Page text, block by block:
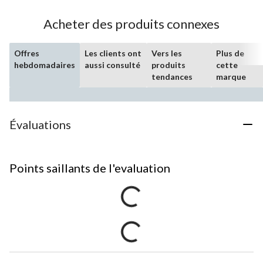
Acheter des produits connexes
Offres
hebdomadaires
Les clients ont
aussi consulté
Vers les
produits
tendances
Plus de
cette
marque
Évaluations
Points saillants de l'evaluation